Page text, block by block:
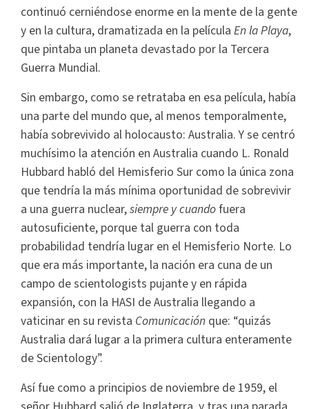
continuó cerniéndose enorme en la mente de la gente
y en la cultura, dramatizada en la película En la Playa,
que pintaba un planeta devastado por la Tercera
Guerra Mundial.
Sin embargo, como se retrataba en esa película, había
una parte del mundo que, al menos temporalmente,
había sobrevivido al holocausto: Australia. Y se centró
muchísimo la atención en Australia cuando L. Ronald
Hubbard habló del Hemisferio Sur como la única zona
que tendría la más mínima oportunidad de sobrevivir
a una guerra nuclear,siempre y cuandofuera
autosuficiente, porque tal guerra con toda
probabilidad tendría lugar en el Hemisferio Norte. Lo
que era más importante, la nación era cuna de un
campo de scientologists pujante y en rápida
expansión, con la HASI de Australia llegando a
vaticinar en su revista Comunicación que: “quizás
Australia dará lugar a la primera cultura enteramente
de Scientology”.
Así fue como a principios de noviembre de 1959, el